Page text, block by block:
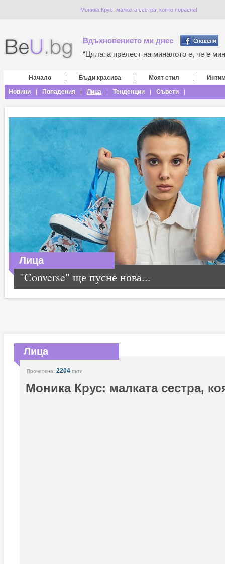
Моника Крус: малката сестра, която порасна!
Вдъхновението ми днес
“Цялата прелест на миналото е, че е
Начало | Бъди красива | Моят стил |
Новини
| Попадения | Лица | Тенденции | Съвети |
Лица
"Converse" ще пусне нова...
Лица
Прочетена: 2204 пъти
Моника Крус: малката сестра,